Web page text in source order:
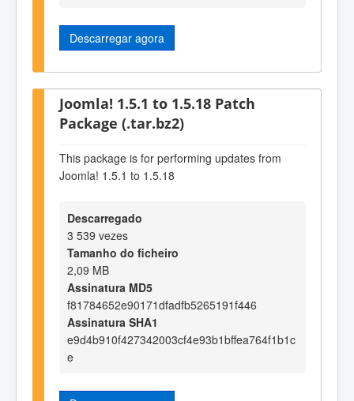
Descarregar agora
Joomla! 1.5.1 to 1.5.18 Patch
Package (.tar.bz2)
This package is for performing updates from
Joomla! 1.5.1 to 1.5.18
Descarregado
3 539 vezes
Tamanho do ficheiro
2,09 MB
Assinatura MD5
f81784652e90171dfadfb5265191f446
Assinatura SHA1
e9d4b910f427342003cf4e93b1bffea764f1b1c
e